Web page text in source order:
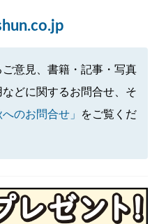
意見、書籍・記事・写真
どに関するお問合せ、そ
へのお問合せ」
をご覧くだ